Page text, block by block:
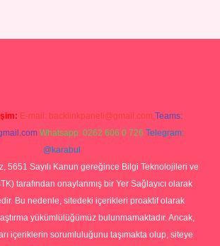
E-mail: backlinkpaneli@gmail.com Teams:
Whatsapp: 0262 606 0 726 Telegram:
@karabul
5651 Sayılı Kanun gereğince Bilgi Teknolojileri ve
tarafından onaylanmış bir Yer Sağlayıcı olarak
Bu nedenle, sitedeki içerikleri proaktif olarak
yükümlülüğümüz bulunmamaktadır. Ancak,
içeriklerin sorumluluğunu taşımakta olup, siteye